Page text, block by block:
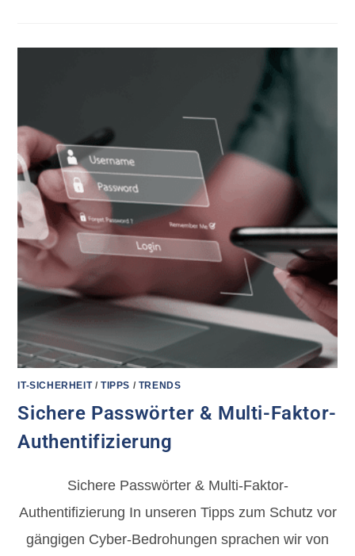
IT-SICHERHEIT/TIPPS / TRENDS
Sichere Passwörter & Multi-Faktor-
Authentifizierung
Sichere Passwörter & Multi-Faktor-
Authentifizierung In unseren Tipps zum Schutz vor
gängigen Cyber-Bedrohungen sprachen wir von